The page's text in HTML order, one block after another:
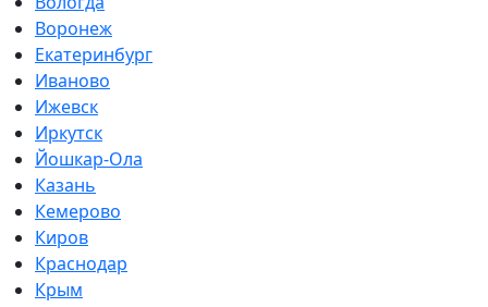
Воронеж
Екатеринбург
Иваново
Ижевск
Иркутск
Йошкар-Ола
Казань
Кемерово
Киров
Краснодар
Крым